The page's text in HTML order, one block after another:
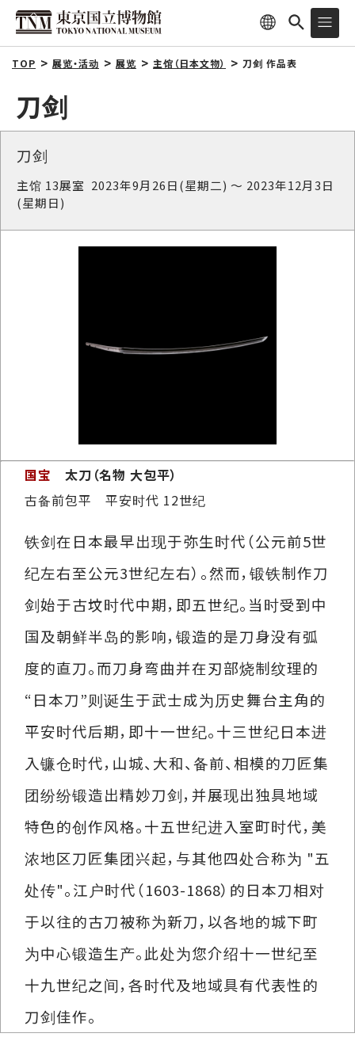
TOP 展览・活动 展览 主馆（日本文物） 刀剑 作品表
刀剑
刀剑
主馆 13展室 2023年9月26日(星期二) ～ 2023年12月3日
(星期日)
国宝
太刀（名物 大包平）
古备前包平 平安时代 12世纪
铁剑在日本最早出现于弥生时代（公元前5世
纪左右至公元3世纪左右）。然而，锻铁制作刀
剑始于古坟时代中期，即五世纪。当时受到中
国及朝鲜半岛的影响，锻造的是刀身没有弧
度的直刀。而刀身弯曲并在刃部烧制纹理的
“日本刀”则诞生于武士成为历史舞台主角的
平安时代后期，即十一世纪。十三世纪日本进
入镰仓时代，山城、大和、备前、相模的刀匠集
团纷纷锻造出精妙刀剑，并展现出独具地域
特色的创作风格。十五世纪进入室町时代，美
浓地区刀匠集团兴起，与其他四处合称为 "五
处传"。江户时代（1603-1868）的日本刀相对
于以往的古刀被称为新刀，以各地的城下町
为中心锻造生产。此处为您介绍十一世纪至
十九世纪之间，各时代及地域具有代表性的
刀剑佳作。